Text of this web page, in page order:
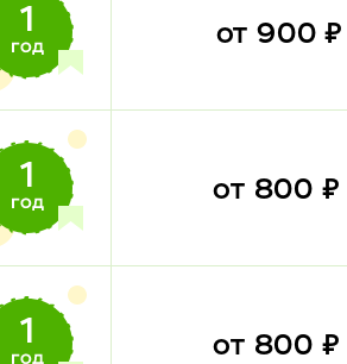
от 900 ₽
от 800 ₽
от 800 ₽